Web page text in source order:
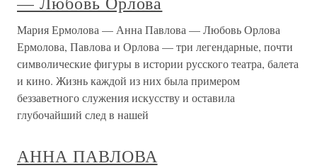
Мария Ермолова — Анна Павлова — Любовь Орлова
Ермолова, Павлова и Орлова — три легендарные, почти
символические фигуры в истории русского театра, балета
и кино. Жизнь каждой из них была примером
беззаветного служения искусству и оставила
глубочайший след в нашей
АННА ПАВЛОВА